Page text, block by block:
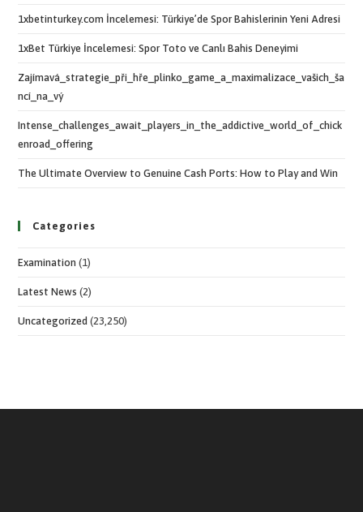
1xbetinturkey.com İncelemesi: Türkiye’de Spor Bahislerinin Yeni Adresi
1xBet Türkiye İncelemesi: Spor Toto ve Canlı Bahis Deneyimi
Zajímavá_strategie_při_hře_plinko_game_a_maximalizace_vašich_ša
ncí_na_vý
Intense_challenges_await_players_in_the_addictive_world_of_chick
enroad_offering
The Ultimate Overview to Genuine Cash Ports: How to Play and Win
Categories
Examination (1)
Latest News (2)
Uncategorized (23,250)